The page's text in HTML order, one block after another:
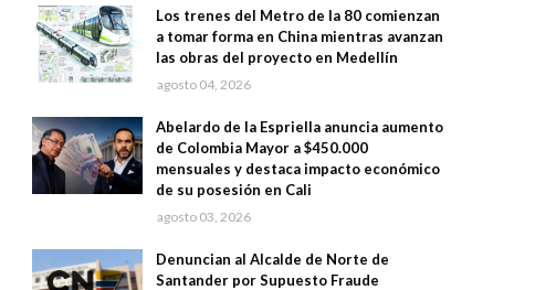
Los trenes del Metro de la 80 comienzan
a tomar forma en China mientras avanzan
las obras del proyecto en Medellín
agosto 04, 2026
Abelardo de la Espriella anuncia aumento
de Colombia Mayor a $450.000
mensuales y destaca impacto económico
de su posesión en Cali
agosto 03, 2026
Denuncian al Alcalde de Norte de
Santander por Supuesto Fraude